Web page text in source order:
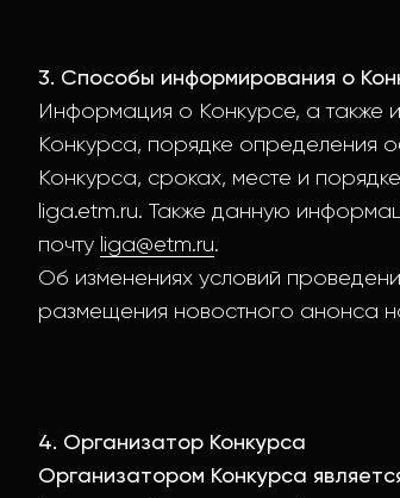
3. Способы информирования о
Информация о Конкурсе, а также
Конкурса, порядке определения
Конкурса, сроках, месте и
liga.etm.ru. Также данную
почту liga@etm.ru.
Об изменениях условий
размещения новостного анонса
4. Организатор Конкурса
Организатором Конкурса